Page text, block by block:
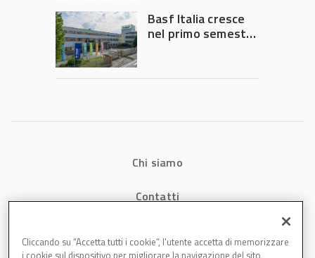
Governo
Basf Italia cresce
nel primo semestre
Chi siamo
Contatti
Cliccando su “Accetta tutti i cookie”, l'utente accetta di memorizzare
i cookie sul dispositivo per migliorare la navigazione del sito,